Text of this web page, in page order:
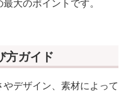
大のポイントです。
方ガイド
デザイン、素材によって